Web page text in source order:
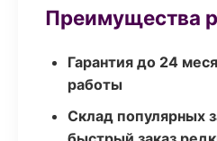
Преимущества
Гарантия до 24
работы
Склад популярных